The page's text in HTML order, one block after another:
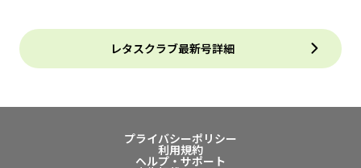
レタスクラブ最新号詳細
プライバシーポリシー
利用規約
ヘルプ・サポート